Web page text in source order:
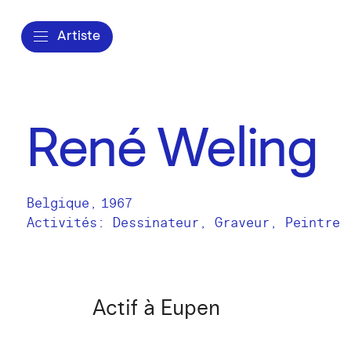
Artiste
René Weling
Belgique , 1967
Activités: Dessinateur Graveur Peintre
Actif à Eupen